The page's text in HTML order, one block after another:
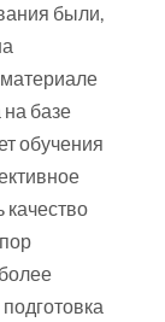
были,
базе
обучения